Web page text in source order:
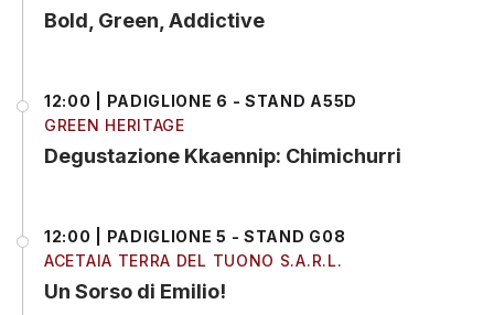
Bold, Green, Addictive
12:00 | PADIGLIONE 6 - STAND A55D
GREEN HERITAGE
Degustazione Kkaennip: Chimichurri
12:00 | PADIGLIONE 5 - STAND G08
ACETAIA TERRA DEL TUONO S.A.R.L.
Un Sorso di Emilio!